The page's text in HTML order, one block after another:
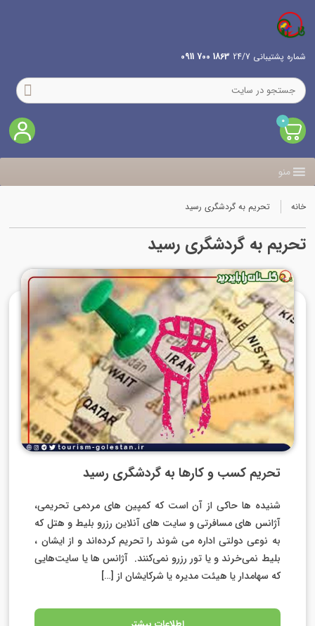
شماره پشتیبانی 24/7 1863 700 0911
0
منو
خانه تحریم به گردشگری رسید
تحریم به گردشگری رسید
تحریم کسب و کارها به گردشگری رسید
شنیده ها حاکی از آن است که کمپین های مردمی تحریمی،
آژانس های مسافرتی و سایت های آنلاین رزرو بلیط و هتل که
به نوعی دولتی اداره می شوند را تحریم کرده‌اند و از ایشان ،
بلیط نمی‌خرند و یا تور رزرو نمی‌کنند. آژانس ها یا سایت‌هایی
که سهامدار یا هیئت مدیره یا شرکایشان از […]